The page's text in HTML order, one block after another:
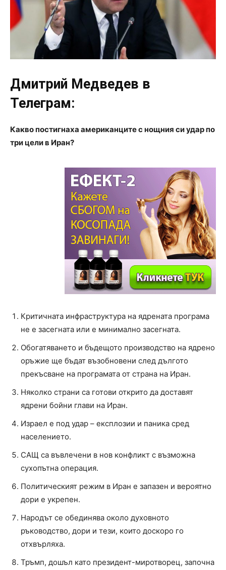
Дмитрий Медведев в
Телеграм:
Какво постигнаха американците с нощния си удар по
три цели в Иран?
Критичната инфраструктура на ядрената програма
не е засегната или е минимално засегната.
Обогатяването и бъдещото производство на ядрено
оръжие ще бъдат възобновени след дългото
прекъсване на програмата от страна на Иран.
Няколко страни са готови открито да доставят
ядрени бойни глави на Иран.
Израел е под удар – експлозии и паника сред
населението.
САЩ са въвлечени в нов конфликт с възможна
сухопътна операция.
Политическият режим в Иран е запазен и вероятно
дори е укрепен.
Народът се обединява около духовното
ръководство, дори и тези, които доскоро го
отхвърляха.
Тръмп, дошъл като президент-миротворец, започна